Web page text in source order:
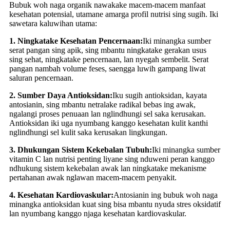
Bubuk woh naga organik nawakake macem-macem manfaat
kesehatan potensial, utamane amarga profil nutrisi sing sugih. Iki
sawetara kaluwihan utama:
1. Ningkatake Kesehatan Pencernaan:Iki minangka sumber
serat pangan sing apik, sing mbantu ningkatake gerakan usus
sing sehat, ningkatake pencernaan, lan nyegah sembelit. Serat
pangan nambah volume feses, saengga luwih gampang liwat
saluran pencernaan.
2. Sumber Daya Antioksidan:Iku sugih antioksidan, kayata
antosianin, sing mbantu netralake radikal bebas ing awak,
ngalangi proses penuaan lan nglindhungi sel saka kerusakan.
Antioksidan iki uga nyumbang kanggo kesehatan kulit kanthi
nglindhungi sel kulit saka kerusakan lingkungan.
3. Dhukungan Sistem Kekebalan Tubuh:Iki minangka sumber
vitamin C lan nutrisi penting liyane sing nduweni peran kanggo
ndhukung sistem kekebalan awak lan ningkatake mekanisme
pertahanan awak nglawan macem-macem penyakit.
4. Kesehatan Kardiovaskular:Antosianin ing bubuk woh naga
minangka antioksidan kuat sing bisa mbantu nyuda stres oksidatif
lan nyumbang kanggo njaga kesehatan kardiovaskular.